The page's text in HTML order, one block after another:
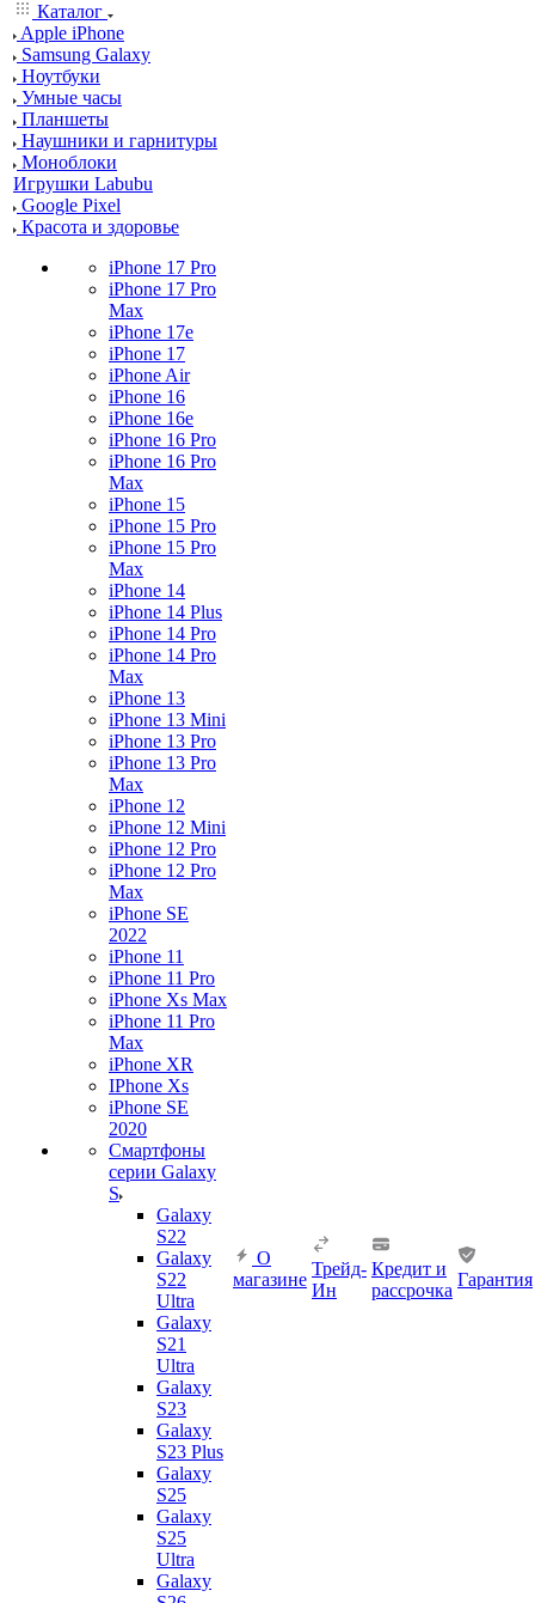
Каталог
Apple iPhone
Samsung Galaxy
Ноутбуки
Умные часы
Планшеты
Наушники и гарнитуры
Моноблоки
Игрушки Labubu
Google Pixel
Красота и здоровье
iPhone 17 Pro
iPhone 17 Pro
Max
iPhone 17e
iPhone 17
iPhone Air
iPhone 16
iPhone 16e
iPhone 16 Pro
iPhone 16 Pro
Max
iPhone 15
iPhone 15 Pro
iPhone 15 Pro
Max
iPhone 14
iPhone 14 Plus
iPhone 14 Pro
iPhone 14 Pro
Max
iPhone 13
iPhone 13 Mini
iPhone 13 Pro
iPhone 13 Pro
Max
iPhone 12
iPhone 12 Mini
iPhone 12 Pro
iPhone 12 Pro
Max
iPhone SE
2022
iPhone 11
iPhone 11 Pro
iPhone Xs Max
iPhone 11 Pro
Max
iPhone XR
IPhone Xs
iPhone SE
2020
Смартфоны
серии Galaxy
S
Galaxy
S22
Galaxy
S22
Ultra
Galaxy
S21
Ultra
Galaxy
S23
Galaxy
S23 Plus
Galaxy
S25
Galaxy
S25
Ultra
Galaxy
О
магазине
Трейд-
Ин
Кредит и
рассрочка
Гарантия